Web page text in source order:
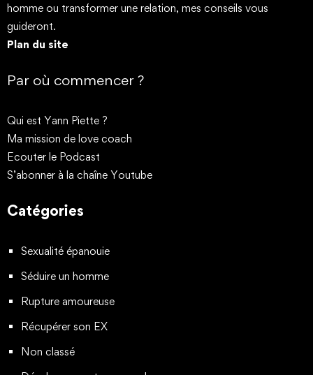
homme ou transformer une relation, mes conseils vous
guideront.
Plan du site
Par où commencer ?
Qui est Yann Piette ?
Ma mission de love coach
Ecouter le Podcast
S’abonner à la chaîne Youtube
Catégories
Sexualité épanouie
Séduire un homme
Rupture amoureuse
Récupérer son EX
Non classé